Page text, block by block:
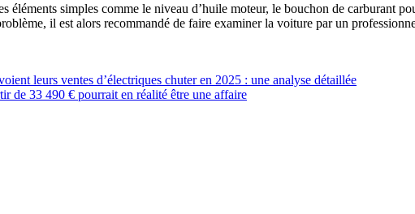
simples comme le niveau d’huile moteur, le bouchon de carburant
il est alors recommandé de faire examiner la voiture par un
leurs ventes d’électriques chuter en 2025 : une analyse détaillée
de 33 490 € pourrait en réalité être une affaire